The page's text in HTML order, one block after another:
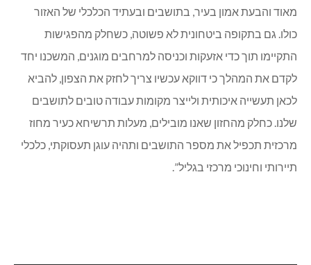
מאוד והבעת אמון בעיר, בתושבים ובעתיד הכלכלי של האזור
כולו. גם בתקופה ביטחונית לא פשוטה, כשחלק מהפגישות
התקיימו תוך כדי אזעקות וכניסה למרחבים מוגנים, המשכנו יחד
לקדם את המהלך כי דווקא עכשיו צריך לחזק את הצפון, להביא
לכאן תעשייה איכותית ולייצר מקומות עבודה טובים לתושבים
שלנו. כחלק מהחזון שאנו מובילים, מעלות תרשיחא כעיר מחוז
מרכזית תכפיל את מספר התושבים ותהיה עוגן תעסוקתי, כלכלי
תיירותי וחינוכי מרכזי בגליל”.